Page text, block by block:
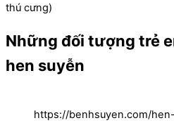
thú cưng)
Những đối tượng trẻ
hen suyễn
https://benhsuyen.com/